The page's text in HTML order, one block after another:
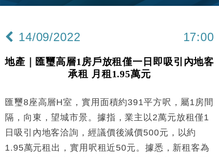
17:40
財經｜本港6月零售額連升14個月 珠寶鐘錶銷售升勢
16:33
財經｜滙控重啟最多10億美元回購 派息比率目標維持
元以下
11:30
財經｜精星香港夥菜鳥拓全球智慧倉儲市場 加快海外
市場落地
地產｜大酒店中期轉賺2300萬元 斥21億翻新香港及
東京半島
14/09/2022 17:00
地產｜匯璽高層1房戶放租僅一日即吸引內地客
承租 月租1.95萬元
匯璽8座高層H室，實用面積約391平方呎，屬1房間
隔，向東，望城市景。據指，業主以2萬元放租僅1
日吸引內地客洽詢，經議價後減價500元，以約
1.95萬元租出，實用呎租近50元。據悉，新租客為